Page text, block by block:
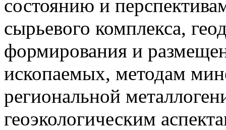
состоянию и
сырьевого комплекса,
формирования и
ископаемых, методам
региональной
геоэкологическим